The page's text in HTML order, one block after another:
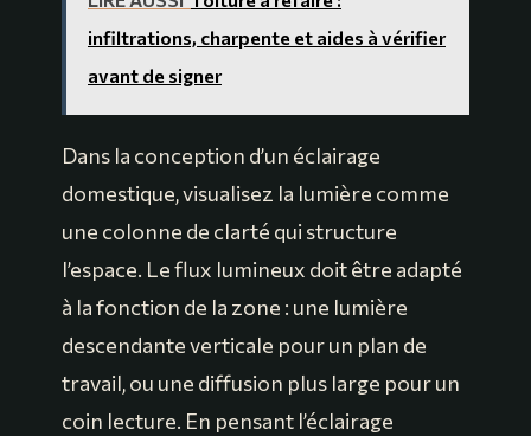
infiltrations, charpente et aides à vérifier
avant de signer
Dans la conception d’un éclairage
domestique, visualisez la lumière comme
une colonne de clarté qui structure
l’espace. Le flux lumineux doit être adapté
à la fonction de la zone : une lumière
descendante verticale pour un plan de
travail, ou une diffusion plus large pour un
coin lecture. En pensant l’éclairage